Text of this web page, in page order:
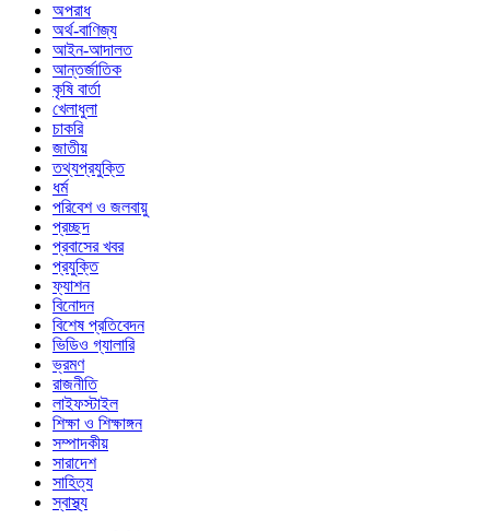
অপরাধ
অর্থ-বাণিজ্য
আইন-আদালত
আন্তর্জাতিক
কৃষি বার্তা
খেলাধুলা
চাকরি
জাতীয়
তথ্যপ্রযুক্তি
ধর্ম
পরিবেশ ও জলবায়ু
প্রচ্ছদ
প্রবাসের খবর
প্রযুক্তি
ফ্যাশন
বিনোদন
বিশেষ প্রতিবেদন
ভিডিও গ্যালারি
ভ্রমণ
রাজনীতি
লাইফস্টাইল
শিক্ষা ও শিক্ষাঙ্গন
সম্পাদকীয়
সারাদেশ
সাহিত্য
স্বাস্থ্য